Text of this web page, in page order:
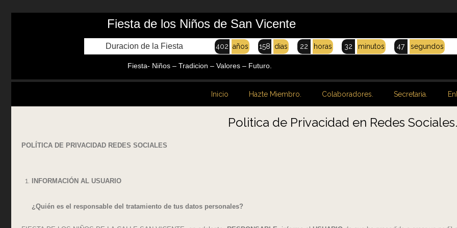
Fiesta de los Niños de San Vicente
Duracion de la Fiesta 402 años 158 dias 22 horas 32 minutos 48 segundos
Fiesta- Niños – Tradicion – Valores – Futuro.
Inicio Hazte Miembro. Colaboradores. Secretaria.
Politica de Privacidad en Redes Sociales.
POLÍTICA DE PRIVACIDAD REDES SOCIALES
INFORMACIÓN AL USUARIO
¿Quién es el responsable del tratamiento de tus datos personales?